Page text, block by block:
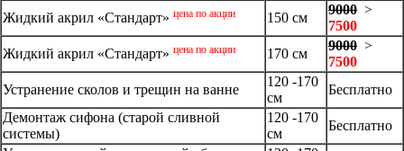
Жидкий акрил «Стандарт» цена по акции 150 см
9000 >
7500
Жидкий акрил «Стандарт» цена по акции 170 см
9000 >
7500
Устранение сколов и трещин на ванне
120 -170
см
Бесплатно
Демонтаж сифона (старой сливной
системы)
120 -170
см
Бесплатно